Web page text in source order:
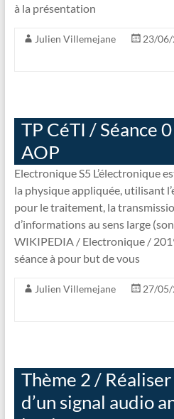
à la présentation
Julien Villemejane 23/
TP CéTI / Séance
AOP
Electronique S5 L’électronique
la physique appliquée, utilisant
pour le traitement, la
d’informations au sens large
WIKIPEDIA / Electronique /
séance à pour but de vous
Julien Villemejane 27/
Thème 2 /
d’un signal audio